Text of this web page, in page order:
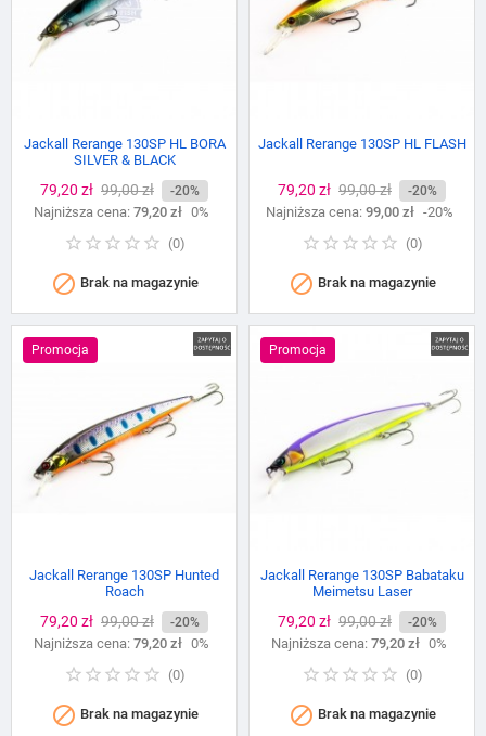
Jackall Rerange 130SP HL BORA
SILVER & BLACK
Cena
79,20 zł Cena
podstawowa
99,00 zł -20%
Najniższa cena: 79,20 zł 0%
(0)
 Brak na magazynie
Jackall Rerange 130SP HL FLASH
Cena
79,20 zł Cena
podstawowa
99,00 zł -20%
Najniższa cena: 99,00 zł -20%
(0)
 Brak na magazynie
Promocja
Jackall Rerange 130SP Hunted
Roach
Cena
79,20 zł Cena
podstawowa
99,00 zł -20%
Najniższa cena: 79,20 zł 0%
(0)
 Brak na magazynie
Promocja
Jackall Rerange 130SP Babataku
Meimetsu Laser
Cena
79,20 zł Cena
podstawowa
99,00 zł -20%
Najniższa cena: 79,20 zł 0%
(0)
 Brak na magazynie